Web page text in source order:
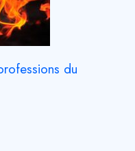
du